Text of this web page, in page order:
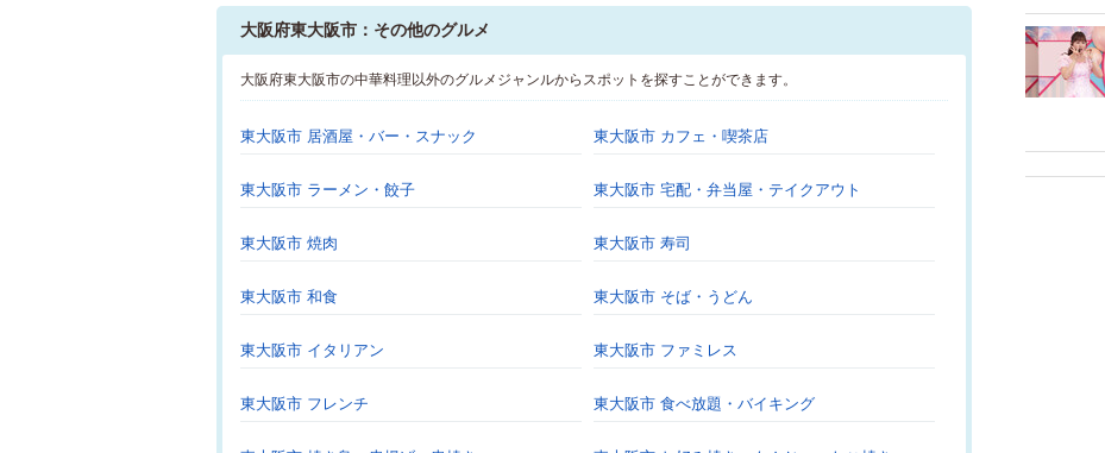
大阪府東大阪市：その他のグルメ
大阪府東大阪市の中華料理以外のグルメジャンルからスポットを探すことができます。
東大阪市 居酒屋・バー・スナック 東大阪市 カフェ・喫茶店
東大阪市 ラーメン・餃子 東大阪市 宅配・弁当屋・テイクアウト
東大阪市 焼肉 東大阪市 寿司
東大阪市 和食 東大阪市 そば・うどん
東大阪市 イタリアン 東大阪市 ファミレス
東大阪市 フレンチ 東大阪市 食べ放題・バイキング